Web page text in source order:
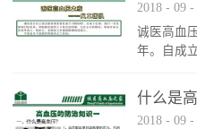
讲座，
都有播
健康
质对健
特别是
2018 - 09 -
诚医高血
年。自成
决。帮助
人和遇到
什么是
2018 - 09 -